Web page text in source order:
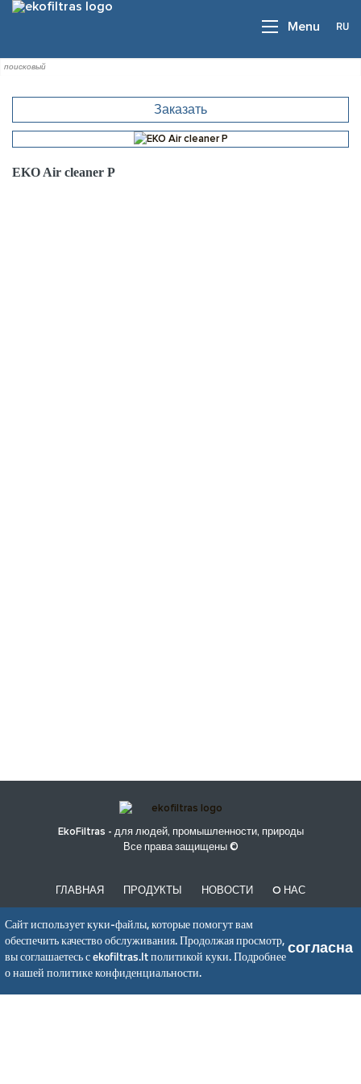
Menu RU
Заказать
EKO Air cleaner P
EkoFiltras - для людей, промышленности, природы
Все права защищены ©
ГЛАВНАЯ ПРОДУКТЫ НОВОСТИ O НАС
UAB EkoFiltras
Neries kr. 16 B, LT48402 Kaunas
Сайт использует куки-файлы, которые помогут вам
обеспечить качество обслуживания. Продолжая просмотр,
вы соглашаетесь с ekofiltras.lt политикой куки.Подробнее
о нашей политике конфиденциальности.
согласна